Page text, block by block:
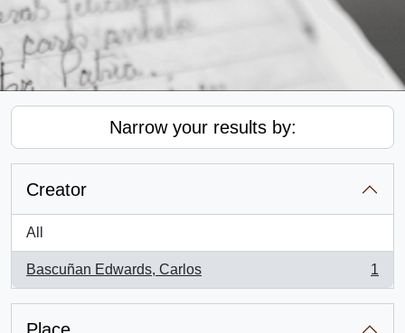
Narrow your results by:
Creator
All
Bascuñan Edwards, Carlos
, 1 results
1